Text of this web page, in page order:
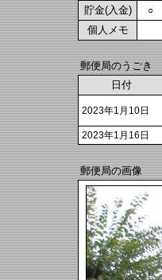
貯金(入金) ○
個人メモ
郵便局のうごき
日付
2023年1月10日
2023年1月16日
郵便局の画像